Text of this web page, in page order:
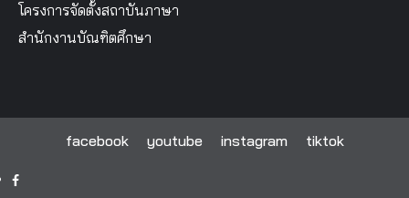
โครงการจัดตั้งสถาบันภาษา
สำนักงานบัณฑิตศึกษา
facebook youtube instagram tiktok
facebook